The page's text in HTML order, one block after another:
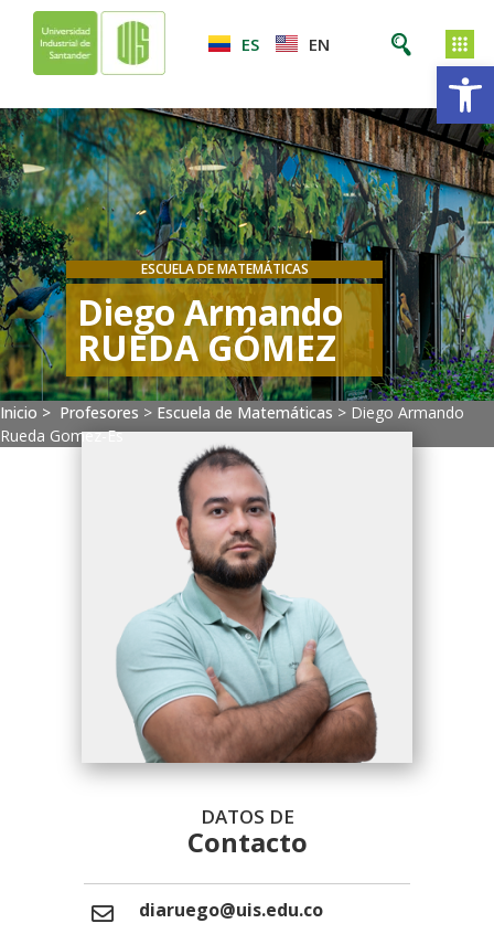
ES EN
Inicio > Profesores > Escuela de Matemáticas > Diego Armando
Rueda Gomez-Es
ESCUELA DE MATEMÁTICAS
Diego Armando
RUEDA GÓMEZ
DATOS DE
Contacto
diaruego@uis.edu.co